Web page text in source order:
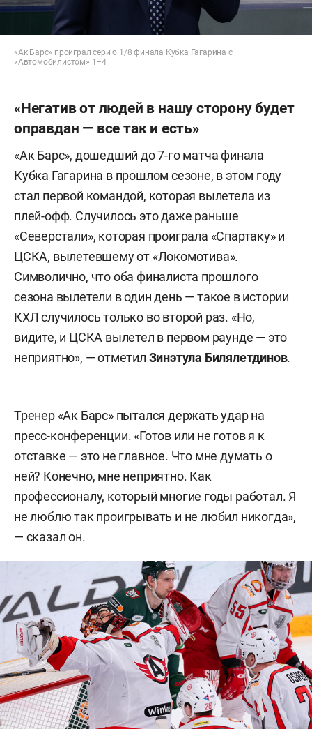
«Ак Барс» проиграл серию 1/8 финала Кубка Гагарина с
«Автомобилистом» 1–4
«Негатив от людей в нашу сторону будет
оправдан — все так и есть»
«Ак Барс», дошедший до 7-го матча финала
Кубка Гагарина в прошлом сезоне, в этом году
стал первой командой, которая вылетела из
плей-офф. Случилось это даже раньше
«Северстали», которая проиграла «Спартаку» и
ЦСКА, вылетевшему от «Локомотива».
Символично, что оба финалиста прошлого
сезона вылетели в один день — такое в истории
КХЛ случилось только во второй раз. «Но,
видите, и ЦСКА вылетел в первом раунде — это
неприятно», — отметил Зинэтула Билялетдинов.
Тренер «Ак Барс» пытался держать удар на
пресс-конференции. «Готов или не готов я к
отставке — это не главное. Что мне думать о
ней? Конечно, мне неприятно. Как
профессионалу, который многие годы работал. Я
не люблю так проигрывать и не любил никогда»,
— сказал он.